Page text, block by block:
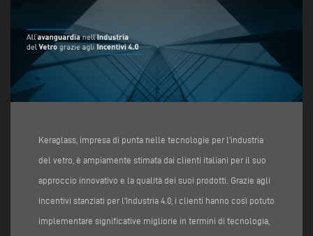
Keraglass, impresa di punta nelle tecnologie per l’industria
del vetro, è ampiamente stimata dai clienti italiani per il suo
approccio innovativo e la qualità dei suoi prodotti. Grazie agli
incentivi stanziati per l'Industria 4.0, i clienti hanno così potuto
implementare significative migliorie in termini di tecnologia,